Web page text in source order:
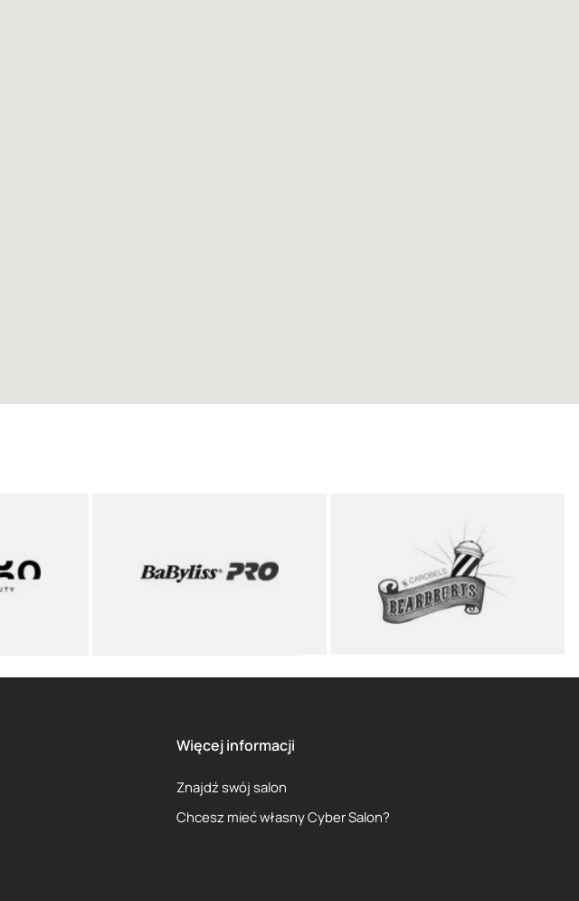
Więcej informacji
Znajdź swój salon
Chcesz mieć własny Cyber Salon?